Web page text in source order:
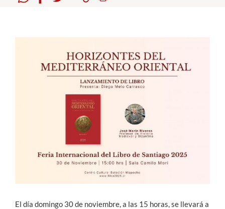
Funcionarios
El día domingo 30 de noviembre, a las 15 horas, se llevará a